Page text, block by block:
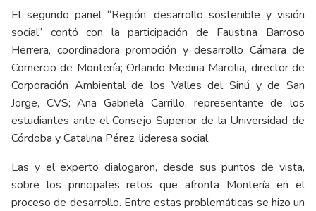
El segundo panel “Región, desarrollo sostenible y visión
social” contó con la participación de Faustina Barroso
Herrera, coordinadora promoción y desarrollo Cámara de
Comercio de Montería; Orlando Medina Marcilia, director de
Corporación Ambiental de los Valles del Sinú y de San
Jorge, CVS; Ana Gabriela Carrillo, representante de los
estudiantes ante el Consejo Superior de la Universidad de
Córdoba y Catalina Pérez, lideresa social.
Las y el experto dialogaron, desde sus puntos de vista,
sobre los principales retos que afronta Montería en el
proceso de desarrollo. Entre estas problemáticas se hizo un